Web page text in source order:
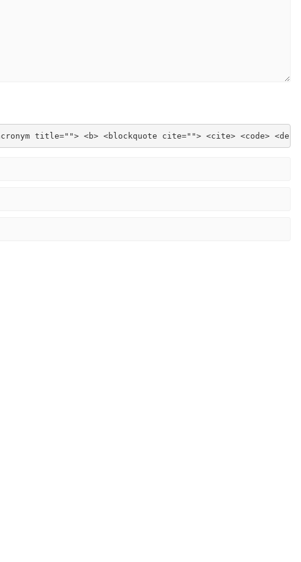
title=""> <b> <blockquote cite=""> <cite> <code> <del